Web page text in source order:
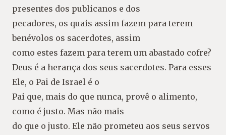
presentes dos publicanos e dos
pecadores, os quais assim fazem para terem
benévolos os sacerdotes, assim
como estes fazem para terem um abastado cofre?
Deus é a herança dos seus sacerdotes. Para esses
Ele, o Pai de Israel é o
Pai que, mais do que nunca, provê o alimento,
como é justo. Mas não mais
do que o justo. Ele não prometeu aos seus servos